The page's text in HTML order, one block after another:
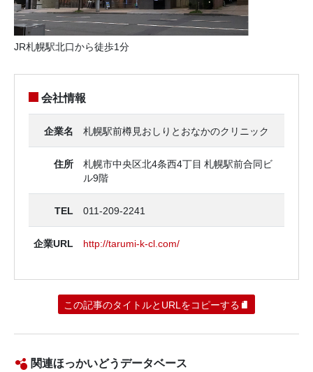
JR札幌駅北口から徒歩1分
会社情報
企業名 札幌駅前樽見おしりとおなかのクリニック
住所
札幌市中央区北4条西4丁目 札幌駅前合同ビ
ル9階
TEL 011-209-2241
企業URL http://tarumi-k-cl.com/
この記事のタイトルとURLをコピーする
関連ほっかいどうデータベース